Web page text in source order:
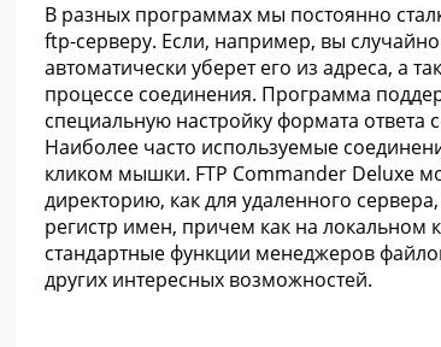
В разных программах мы постоянно
ftp-серверу. Если, например, вы
автоматически уберет его из адреса, а
процессе соединения. Программа
специальную настройку формата
Наиболее часто используемые
кликом мышки. FTP Commander Deluxe
директорию, как для удаленного
регистр имен, причем как на локальном
стандартные функции менеджеров
других интересных возможностей.